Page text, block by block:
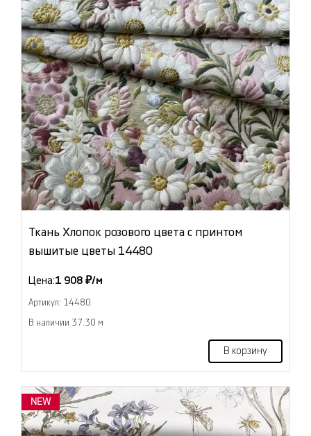
Ткань Хлопок розового цвета с принтом
вышитые цветы 14480
Цена:1 908 ₽/м
Артикул: 14480
В наличии 37.30 м
В корзину
NEW